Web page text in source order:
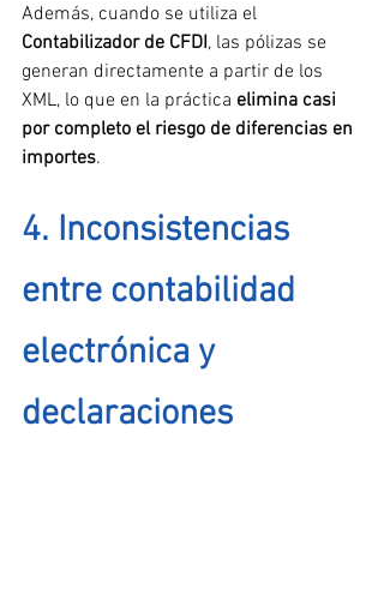
Además, cuando se utiliza el
Contabilizador de CFDI, las pólizas se
generan directamente a partir de los
XML, lo que en la práctica elimina casi
por completo el riesgo de diferencias en
importes.
4. Inconsistencias
entre contabilidad
electrónica y
declaraciones